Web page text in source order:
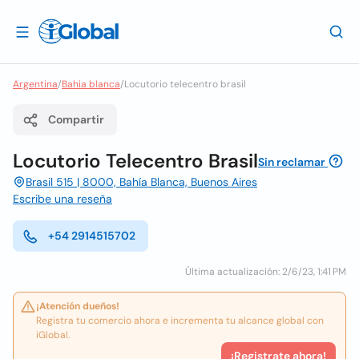
Argentina/Bahia blanca/Locutorio telecentro brasil
Compartir
Locutorio Telecentro BrasilSin reclamar
Brasil 515 | 8000, Bahía Blanca, Buenos Aires
Escribe una reseña
+54 2914515702
Última actualización: 2/6/23, 1:41 PM
¡Atención dueños!
Registra tu comercio ahora e incrementa tu alcance global con
iGlobal.
¡Registrate ahora!